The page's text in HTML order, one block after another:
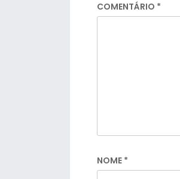
COMENTÁRIO *
NOME *